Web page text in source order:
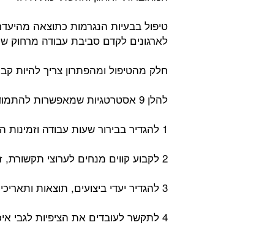
טיפול בבעיות הנגרמות כתוצאה
לארגונים לקדם סביבת עבודה מרחוק
חלק מהטיפול ומהפתרון צריך להיות
להלן 9 אסטרטגיות שמאפשרות להתמודד עם אתגרים אלו:
1 להגדיר בבירור שעות עבודה וזמינות העובד.
2 לקבוע קווים מנחים לערוצי תקשורת, זמני תגובה ועמידה בלוחות זמנים.
3 להגדיר יעדי ביצועים, תוצאות ותאריכים.
4 לתקשר לעובדים את הציפיות לגבי איכות העבודה והסטנדרטים.